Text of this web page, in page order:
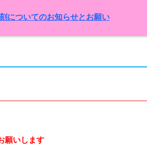
についてのお知らせとお願い
願いします